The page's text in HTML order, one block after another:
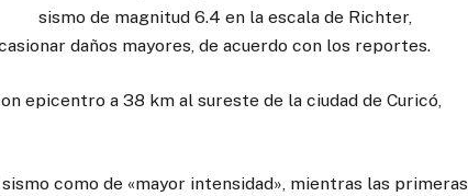
sismo de magnitud 6.4 en la escala de Richter,
daños mayores, de acuerdo con los reportes.
epicentro a 38 km al sureste de la ciudad de Curicó,
como de «mayor intensidad», mientras las primeras